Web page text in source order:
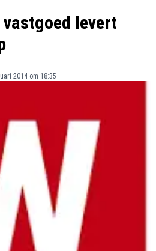
levert
2014 om 18:35